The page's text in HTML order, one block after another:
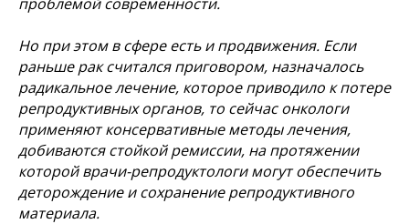
Но при этом в сфере есть и продвижения. Если
раньше рак считался приговором, назначалось
радикальное лечение, которое приводило к потере
репродуктивных органов, то сейчас онкологи
применяют консервативные методы лечения,
добиваются стойкой ремиссии, на протяжении
которой врачи-репродуктологи могут обеспечить
деторождение и сохранение репродуктивного
материала.